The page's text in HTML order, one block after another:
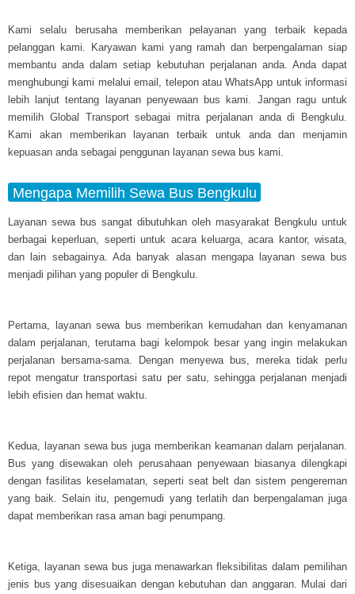
Kami selalu berusaha memberikan pelayanan yang terbaik kepada
pelanggan kami. Karyawan kami yang ramah dan berpengalaman siap
membantu anda dalam setiap kebutuhan perjalanan anda. Anda dapat
menghubungi kami melalui email, telepon atau WhatsApp untuk informasi
lebih lanjut tentang layanan penyewaan bus kami. Jangan ragu untuk
memilih Global Transport sebagai mitra perjalanan anda di Bengkulu.
Kami akan memberikan layanan terbaik untuk anda dan menjamin
kepuasan anda sebagai penggunan layanan sewa bus kami.
Mengapa Memilih Sewa Bus Bengkulu
Layanan sewa bus sangat dibutuhkan oleh masyarakat Bengkulu untuk
berbagai keperluan, seperti untuk acara keluarga, acara kantor, wisata,
dan lain sebagainya. Ada banyak alasan mengapa layanan sewa bus
menjadi pilihan yang populer di Bengkulu.
Pertama, layanan sewa bus memberikan kemudahan dan kenyamanan
dalam perjalanan, terutama bagi kelompok besar yang ingin melakukan
perjalanan bersama-sama. Dengan menyewa bus, mereka tidak perlu
repot mengatur transportasi satu per satu, sehingga perjalanan menjadi
lebih efisien dan hemat waktu.
Kedua, layanan sewa bus juga memberikan keamanan dalam perjalanan.
Bus yang disewakan oleh perusahaan penyewaan biasanya dilengkapi
dengan fasilitas keselamatan, seperti seat belt dan sistem pengereman
yang baik. Selain itu, pengemudi yang terlatih dan berpengalaman juga
dapat memberikan rasa aman bagi penumpang.
Ketiga, layanan sewa bus juga menawarkan fleksibilitas dalam pemilihan
jenis bus yang disesuaikan dengan kebutuhan dan anggaran. Mulai dari